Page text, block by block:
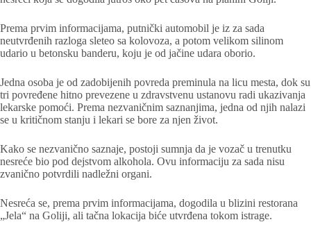
Prema prvim informacijama, putnički automobil je iz za sada
neutvrđenih razloga sleteo sa kolovoza, a potom velikom silinom
udario u betonsku banderu, koju je od jačine udara oborio.
Jedna osoba je od zadobijenih povreda preminula na licu mesta, dok su
tri povređene hitno prevezene u zdravstvenu ustanovu radi ukazivanja
lekarske pomoći. Prema nezvaničnim saznanjima, jedna od njih nalazi
se u kritičnom stanju i lekari se bore za njen život.
Kako se nezvanično saznaje, postoji sumnja da je vozač u trenutku
nesreće bio pod dejstvom alkohola. Ovu informaciju za sada nisu
zvanično potvrdili nadležni organi.
Nesreća se, prema prvim informacijama, dogodila u blizini restorana
„Jela“ na Goliji, ali tačna lokacija biće utvrđena tokom istrage.